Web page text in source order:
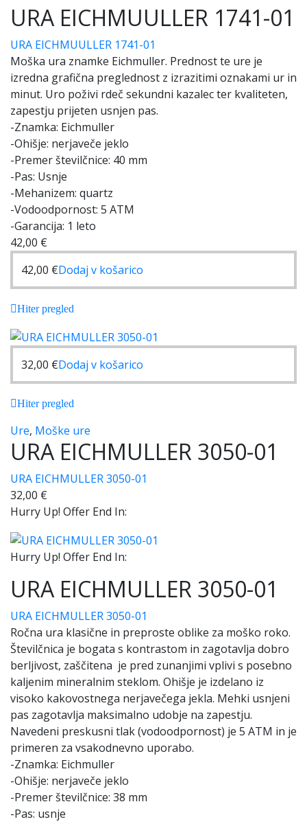
URA EICHMUULLER 1741-01
URA EICHMUULLER 1741-01
Moška ura znamke Eichmuller. Prednost te ure je
izredna grafična preglednost z izrazitimi oznakami ur in
minut. Uro poživi rdeč sekundni kazalec ter kvaliteten,
zapestju prijeten usnjen pas.
-Znamka: Eichmuller
-Ohišje: nerjaveče jeklo
-Premer številčnice: 40 mm
-Pas: Usnje
-Mehanizem: quartz
-Vodoodpornost: 5 ATM
-Garancija: 1 leto
42,00 €
42,00 €Dodaj v košarico
Hiter pregled
32,00 €Dodaj v košarico
Hiter pregled
Ure, Moške ure
URA EICHMULLER 3050-01
URA EICHMULLER 3050-01
32,00 €
Hurry Up! Offer End In:
Hurry Up! Offer End In:
URA EICHMULLER 3050-01
URA EICHMULLER 3050-01
Ročna ura klasične in preproste oblike za moško roko.
Številčnica je bogata s kontrastom in zagotavlja dobro
berljivost, zaščitena je pred zunanjimi vplivi s posebno
kaljenim mineralnim steklom. Ohišje je izdelano iz
visoko kakovostnega nerjavečega jekla. Mehki usnjeni
pas zagotavlja maksimalno udobje na zapestju.
Navedeni preskusni tlak (vodoodpornost) je 5 ATM in je
primeren za vsakodnevno uporabo.
-Znamka: Eichmuller
-Ohišje: nerjaveče jeklo
-Premer številčnice: 38 mm
-Pas: usnje